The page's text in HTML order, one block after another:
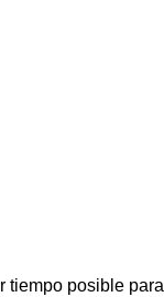
tiempo posible para